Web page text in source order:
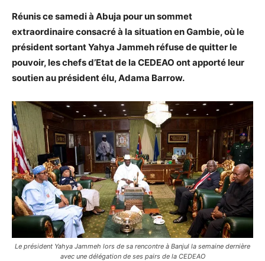
Réunis ce samedi à Abuja pour un sommet
extraordinaire consacré à la situation en Gambie, où le
président sortant Yahya Jammeh réfuse de quitter le
pouvoir, les chefs d’Etat de la CEDEAO ont apporté leur
soutien au président élu, Adama Barrow.
Le président Yahya Jammeh lors de sa rencontre à Banjul la semaine dernière
avec une délégation de ses pairs de la CEDEAO